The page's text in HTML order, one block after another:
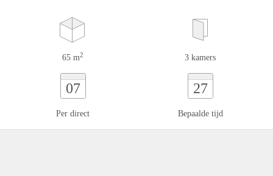
65 m2 3 kamers
07
Per direct
27
Bepaalde tijd